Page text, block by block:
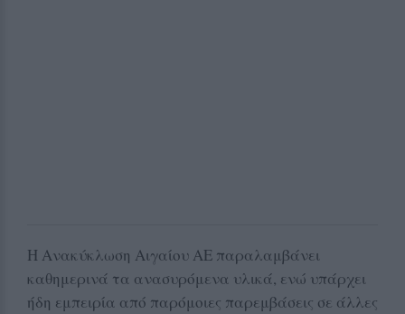
Η Ανακύκλωση Αιγαίου ΑΕ παραλαμβάνει
καθημερινά τα ανασυρόμενα υλικά, ενώ υπάρχει
ήδη εμπειρία από παρόμοιες παρεμβάσεις σε άλλες